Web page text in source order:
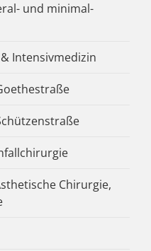
und minimal-
Intensivmedizin
Chirurgie,